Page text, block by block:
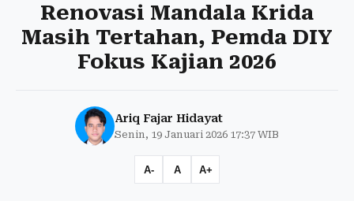
Renovasi Mandala Krida
Masih Tertahan, Pemda DIY
Fokus Kajian 2026
Ariq Fajar Hidayat
Senin, 19 Januari 2026 17:37 WIB
A- A A+